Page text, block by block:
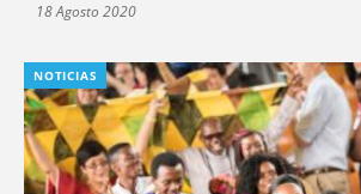
18 Agosto 2020
NOTICIAS